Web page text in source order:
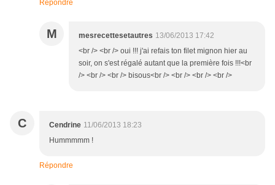
Répondre
M mesrecettesetautres 13/06/2013 17:42
<br /> <br /> oui !!! j'ai refais ton filet mignon hier au
soir, on s'est régalé autant que la première fois !!!<br
/> <br /> <br /> bisous<br /> <br /> <br /> <br />
C Cendrine 11/06/2013 18:23
Hummmmm !
Répondre